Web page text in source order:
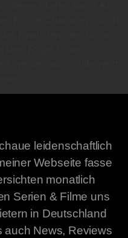
leidenschaftlich
Webseite fasse
monatlich
Serien & Filme uns
in Deutschland
auch News, Reviews